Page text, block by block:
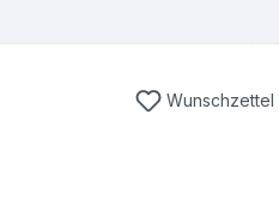
Du hast 0
Wunschzettel